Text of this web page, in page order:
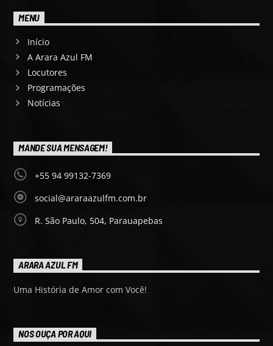
MENU
Início
A Arara Azul FM
Locutores
Programações
Notícias
MANDE SUA MENSAGEM!
+55 94 99132-7369
social@araraazulfm.com.br
R. São Paulo, 504, Parauapebas
ARARA AZUL FM
Uma História de Amor com Você!
NOS OUÇA POR AQUI